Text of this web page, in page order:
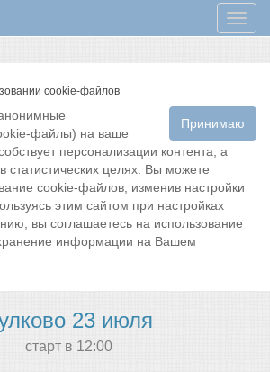
Меню
cookie-файлов
Принимаю
файлы) на ваше
персонализации контента, а
статистических целях. Вы можете
cookie-файлов, изменив настройки
этим сайтом при настройках
вы соглашаетесь на использование
информации на Вашем
23 июля
cтарт в 12:00